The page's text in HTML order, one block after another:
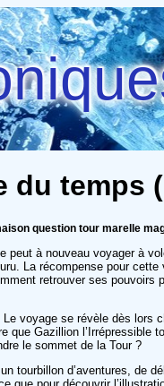
du temps
question tour marelle
peut à nouveau voyager à
La récompense pour
retrouver ses
voyage se révèle dès lors
que Gazillion
le sommet de la Tour ?
tourbillon d’aventures, de